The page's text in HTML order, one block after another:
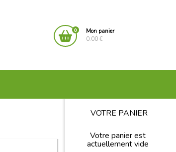
0
Mon panier
0.00 €
VOTRE PANIER
Votre panier est
actuellement vide